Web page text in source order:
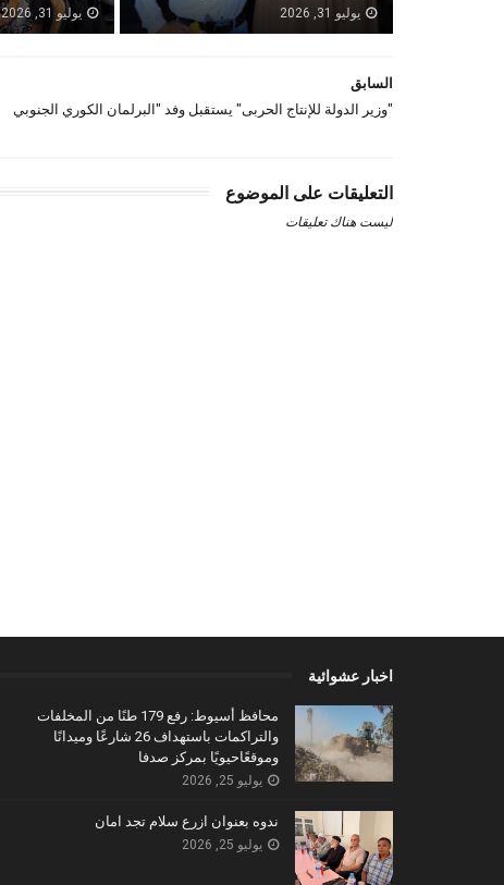
يوليو 31, 2026 يوليو 31, 2026
السابق
"وزير الدولة للإنتاج الحربى" يستقبل وفد "البرلمان الكوري الجنوبي
التعليقات على الموضوع
ليست هناك تعليقات
اخبار عشوائية
محافظ أسيوط: رفع 179 طنًا من المخلفات
والتراكمات باستهداف 26 شارعًا وميدانًا
وموقعًاحيويًا بمركز صدفا
يوليو 25, 2026
ندوه بعنوان ازرع سلام تجد امان
يوليو 25, 2026